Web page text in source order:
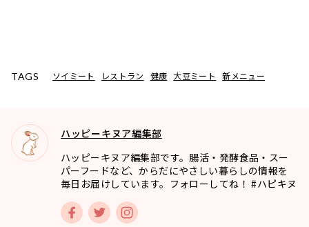
TAGS ソイミート レストラン 健康 大豆ミート 新メニュー
ハッピーキヌア編集部
ハッピーキヌア編集部です。腸活・発酵食品・スー
パーフードなど、からだにやさしい暮らしの情報を
毎日お届けしています。フォローしてね！ #ハピキヌ